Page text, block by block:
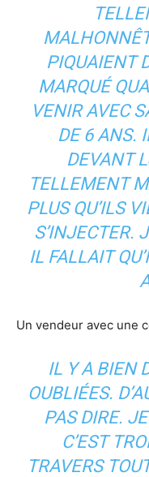
PIQUAIENT
MARQUÉ
VENIR AVEC
DE 6 ANS.
DEVANT
TELLEMENT
PLUS QU’ILS
S’INJECTER.
IL FALLAIT
Un vendeur avec une
IL Y A BIEN
OUBLIÉES.
PAS DIRE.
C’EST
TRAVERS